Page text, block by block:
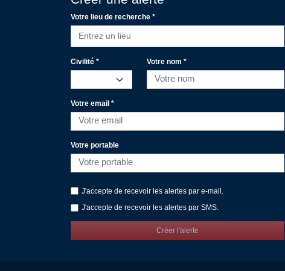
Votre lieu de recherche *
Entrez un lieu
Civilité * Votre nom *
Votre email *
Votre portable
J'accepte de recevoir les alertes par e-mail.
J'accepte de recevoir les alertes par SMS.
Créer l'alerte